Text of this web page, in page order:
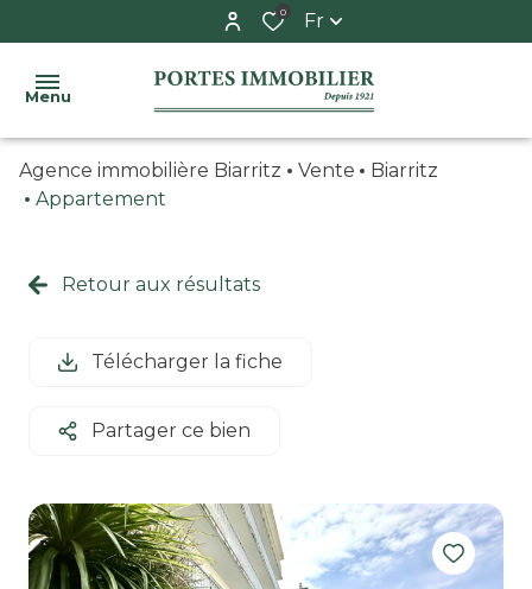
0 Fr
Menu
ACCUEIL
parking
LE
copropriétaire
utiles
CONTACT
Agence immobilière Biarritz Vente
Biarritz
Appartement
Retour aux résultats
Télécharger la fiche
Partager ce bien